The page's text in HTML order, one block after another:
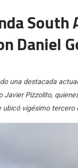
South
Daniel
una destacada
Pizzolito,
vigésimo